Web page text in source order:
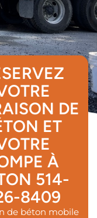
DE
ET
À
514-
8409
de béton mobile